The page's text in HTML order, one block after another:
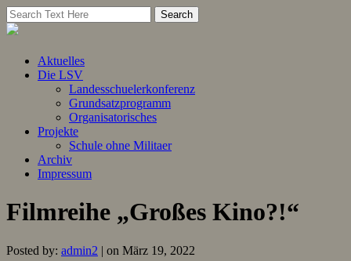
Aktuelles
Die LSV
Landesschuelerkonferenz
Grundsatzprogramm
Organisatorisches
Projekte
Schule ohne Militaer
Archiv
Impressum
Filmreihe „Großes Kino?!“
Posted by: admin2 | on März 19, 2022